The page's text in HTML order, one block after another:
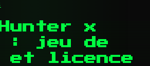
x
: jeu de
et licence